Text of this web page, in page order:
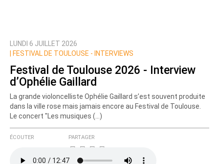
LUNDI 6 JUILLET 2026
FESTIVAL DE TOULOUSE - INTERVIEWS
Festival de Toulouse 2026 - Interview
d’Ophélie Gaillard
La grande violoncelliste Ophélie Gaillard s’est souvent produite
dans la ville rose mais jamais encore au Festival de Toulouse.
Le concert "Les musiques (…)
ÉCOUTER PARTAGER